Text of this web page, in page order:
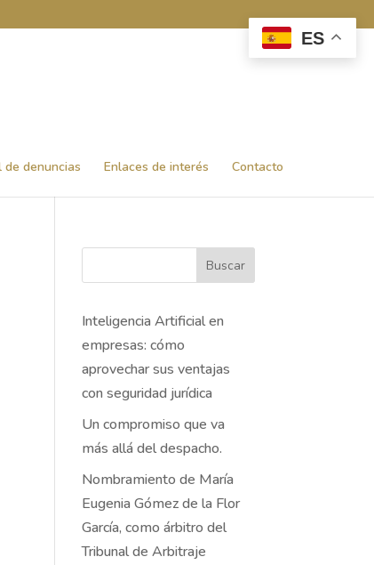
de denuncias Enlaces de interés Contacto
Buscar
Inteligencia Artificial en
empresas: cómo
aprovechar sus ventajas
con seguridad jurídica
Un compromiso que va
más allá del despacho.
Nombramiento de María
Eugenia Gómez de la Flor
García, como árbitro del
Tribunal de Arbitraje
ES